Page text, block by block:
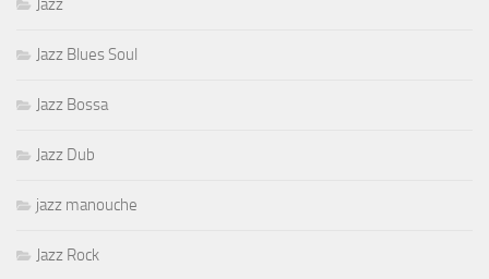
Jazz
Jazz Blues Soul
Jazz Bossa
Jazz Dub
jazz manouche
Jazz Rock